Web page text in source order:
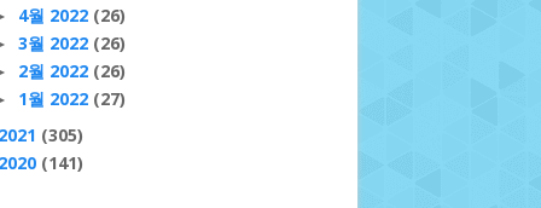
4월 2022 (26)
3월 2022 (26)
2월 2022 (26)
1월 2022 (27)
(305)
(141)